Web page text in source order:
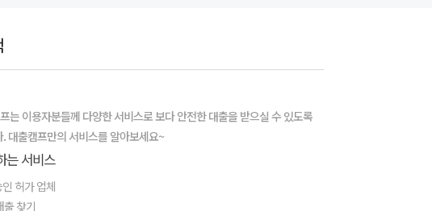
는 이용자분들께 다양한 서비스로 보다 안전한 대출을 받으실 수 있도록
대출캠프만의 서비스를 알아보세요~
는 서비스
허가 업체
찾기